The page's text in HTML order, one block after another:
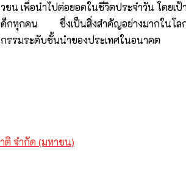
เพื่อนำไปต่อยอดในชีวิตประจำวัน โดยเ
กทุกคน ซึ่งเป็นสิ่งสำคัญอย่างมากในโล
รรมระดับชั้นนำของประเทศในอนาคต
ติ จำกัด (มหาชน)